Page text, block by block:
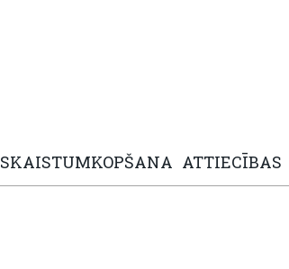
SKAISTUMKOPŠANA ATTIECĪBAS